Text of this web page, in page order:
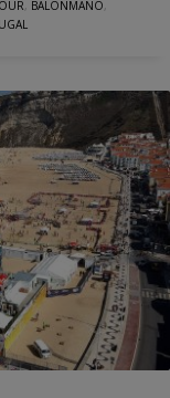
, BALONMANO,